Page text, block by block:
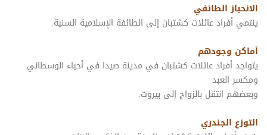
الانحياز الطائفي
ينتمي أفراد عائلات كشتبان إلى الطائفة الإسلامية السنية.
أماكن وجودهم
يتواجد أفراد عائلات كشتبان في مدينة صيدا في أحياء الوسطاني
ومكسر العبد
وبعضهم انتقل بالزواج إلى بيروت.
التوزع الجندري